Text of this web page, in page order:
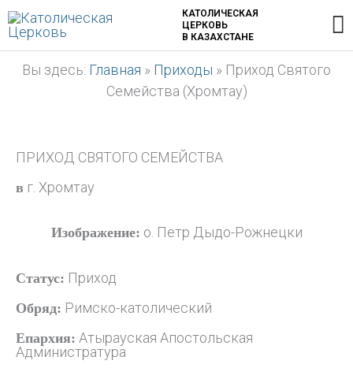
Перейти
содержимому
КАТОЛИЧЕСКАЯ
ЦЕРКОВЬ
В КАЗАХСТАНЕ
Вы здесь: Главная » Приходы » Приход Святого
Семейства (Хромтау)
ПРИХОД СВЯТОГО СЕМЕЙСТВА
в г. Хромтау
Изображение: о. Петр Дыдо-Рожнецки
Статус: Приход
Обряд: Римско-католический
Епархия: Атырауская Апостольская
Администратура